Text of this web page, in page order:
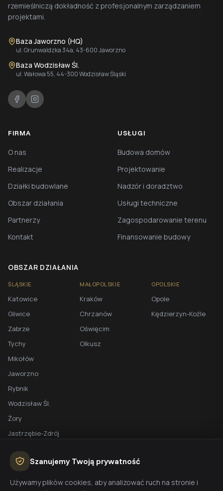
rzemieślniczą dokładność z profesjonalnym zarządzaniem
projektami.
Baza Jaworzno (HQ)
ul. Grunwaldzka 34a, 43-600 Jaworzno
Baza Wodzisław Śl.
ul. Wałowa 55, 44-300 Wodzisław Śląski
FIRMA
O nas
Realizacje
Działki budowlane
Obszar działania
Partnerzy
Kontakt
USŁUGI
Budowa domów
Projektowanie
Nadzór i doradztwo
Usługi techniczne
Zagospodarowanie terenu
Finansowanie budowy
OBSZAR DZIAŁANIA
ŚLĄSKIE
Katowice
Gliwice
Zabrze
Tychy
Mikołów
Jaworzno
Rybnik
Wodzisław Śl.
Żory
Jastrzębie-Zdrój
MAŁOPOLSKIE
Kraków
Chrzanów
Oświęcim
Olkusz
OPOLSKIE
Opole
Kędzierzyn-Koźle
BEZPŁATNA WYCENA
Szanujemy Twoją prywatność
Używamy plików cookies, aby analizować ruch na stronie i